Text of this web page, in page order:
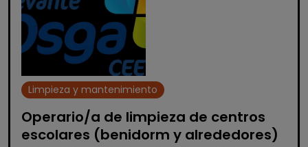
Limpieza y mantenimiento
Operario/a de limpieza de centros
escolares (benidorm y alrededores)